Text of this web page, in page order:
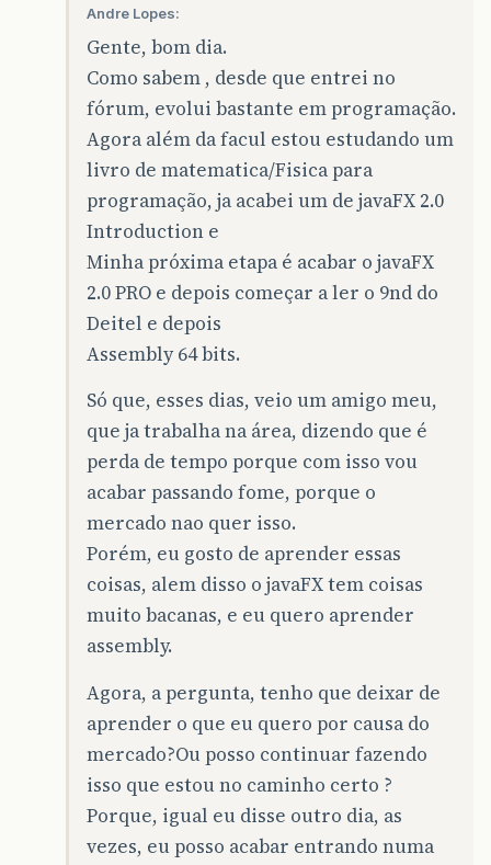
Andre Lopes:
Gente, bom dia.
Como sabem , desde que entrei no
fórum, evolui bastante em programação.
Agora além da facul estou estudando um
livro de matematica/Fisica para
programação, ja acabei um de javaFX 2.0
Introduction e
Minha próxima etapa é acabar o javaFX
2.0 PRO e depois começar a ler o 9nd do
Deitel e depois
Assembly 64 bits.
Só que, esses dias, veio um amigo meu,
que ja trabalha na área, dizendo que é
perda de tempo porque com isso vou
acabar passando fome, porque o
mercado nao quer isso.
Porém, eu gosto de aprender essas
coisas, alem disso o javaFX tem coisas
muito bacanas, e eu quero aprender
assembly.
Agora, a pergunta, tenho que deixar de
aprender o que eu quero por causa do
mercado?Ou posso continuar fazendo
isso que estou no caminho certo ?
Porque, igual eu disse outro dia, as
vezes, eu posso acabar entrando numa